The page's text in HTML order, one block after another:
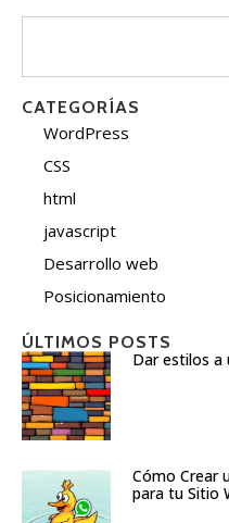
CATEGORÍAS
WordPress
CSS
html
javascript
Desarrollo web
Posicionamiento
ÚLTIMOS POSTS
Dar estilos a
Cómo Crear
para tu Sitio